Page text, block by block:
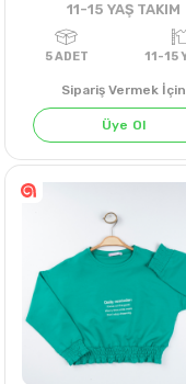
11-15 YAŞ TAKIM
Sipariş Vermek İçin
Üye Ol